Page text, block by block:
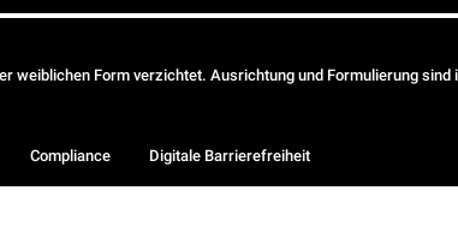
Form verzichtet. Ausrichtung und Formulierung sind
Compliance Digitale Barrierefreiheit